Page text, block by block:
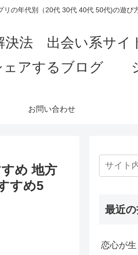
の年代別（20代 30代 40代 50代)の遊び
決法 出会い系サ
ェアするブログ
お問い合わせ
め 地方
すめ5
最近
恋心が生